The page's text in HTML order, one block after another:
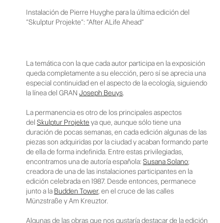
Instalación de Pierre Huyghe para la última edición del
“Skulptur Projekte”: “After ALife Ahead”
La temática con la que cada autor participa en la exposición
queda completamente a su elección, pero sí se aprecia una
especial continuidad en el aspecto de la ecología, siguiendo
la línea del GRANJoseph Beuys.
La permanencia es otro de los principales aspectos
delSkulptur Projekte ya que, aunque sólo tiene una
duración de pocas semanas, en cada edición algunas de las
piezas son adquiridas por la ciudad y acaban formando parte
de ella de forma indefinida. Entre estas privilegiadas,
encontramos una de autoría española:Susana Solano;
creadora de una de las instalaciones participantes en la
edición celebrada en 1987. Desde entonces, permanece
junto a la Budden Tower, en el cruce de las calles
Münzstraße y Am Kreuztor.
Algunas de las obras que nos gustaría destacar de la edición